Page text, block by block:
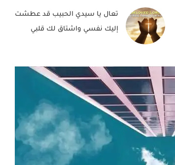
تعال يا سيدي الحبيب قد عطشت
إليك نفسي واشتاق لك قلبي